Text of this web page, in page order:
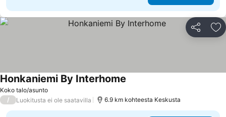
Jaa
Koko talo/asunto
Honkaniemi By Interhome
/ Luokitusta ei ole saatavilla 6.9 km kohteesta Keskusta